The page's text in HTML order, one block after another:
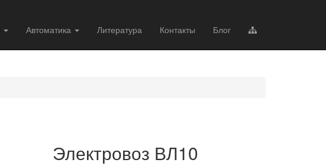
Автоматика Литература Контакты Блог
Электровоз ВЛ10